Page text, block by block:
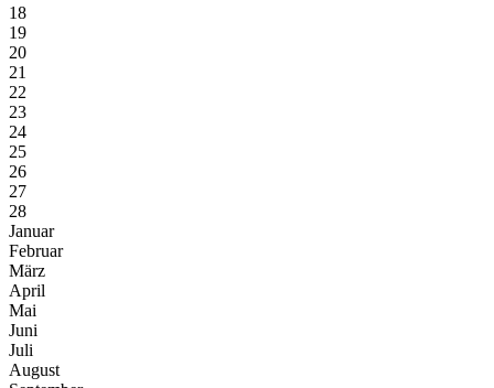
18
19
20
21
22
23
24
25
26
27
28
Januar
Februar
März
April
Mai
Juni
Juli
August